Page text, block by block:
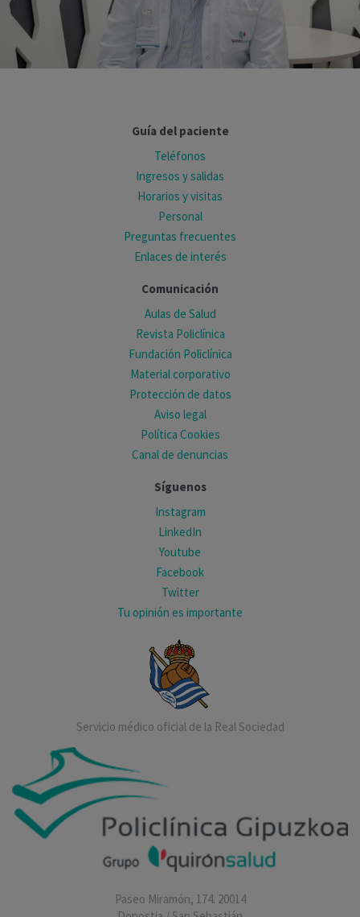
Guía del paciente
Teléfonos
Ingresos y salidas
Horarios y visitas
Personal
Preguntas frecuentes
Enlaces de interés
Comunicación
Aulas de Salud
Revista Policlínica
Fundación Policlínica
Material corporativo
Protección de datos
Aviso legal
Política Cookies
Canal de denuncias
Síguenos
Instagram
LinkedIn
Youtube
Facebook
Twitter
Tu opinión es importante
Servicio médico oficial de la Real Sociedad
Paseo Miramón, 174. 20014